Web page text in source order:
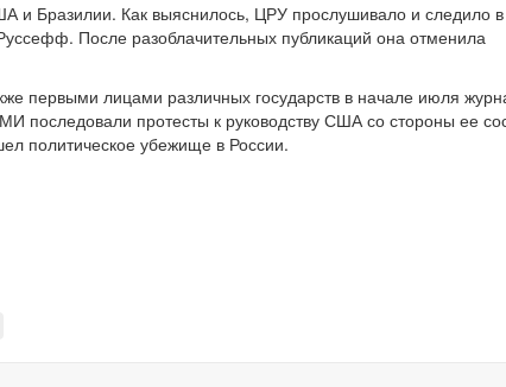
Бразилии. Как выяснилось, ЦРУ прослушивало и следило в
После разоблачительных публикаций она отменила
первыми лицами различных государств в начале июля
последовали протесты к руководству США со стороны ее
политическое убежище в России.